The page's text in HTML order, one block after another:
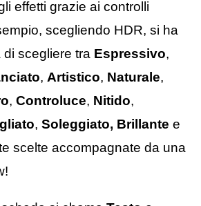
effetti grazie ai controlli
scegliendo HDR, si ha
scegliere tra Espressivo,
, Artistico, Naturale,
, Controluce, Nitido,
, Soleggiato, Brillante e
scelte accompagnate da una